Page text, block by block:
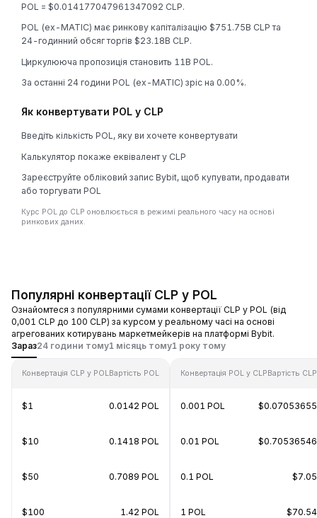
POL = $0.014177047961347092 CLP.
POL (ex-MATIC) має ринкову капіталізацію $751.75B CLP та
24-годинний обсяг торгів $23.18B CLP.
Циркулююча пропозиція становить 11B POL.
За останні 24 години POL (ex-MATIC) зріс на 0.00%.
Як конвертувати POL у CLP
Введіть кількість POL, яку ви хочете конвертувати
Калькулятор покаже еквівалент у CLP
Зареєструйте обліковий запис Bybit, щоб купувати, продавати
або торгувати POL
Курс POL до CLP оновлюється в режимі реального часу на основі
ринкових даних.
Популярні конвертації CLP у POL
Ознайомтеся з популярними сумами конвертації CLP у POL (від
0,001 CLP до 100 CLP) за курсом у реальному часі на основі
агрегованих котирувань маркетмейкерів на платформі Bybit.
Зараз24 години тому1 місяць тому1 року тому
Конвертація CLP у POLВартість POL
$1 0.0142 POL
$10 0.1418 POL
$50 0.7089 POL
$100 1.42 POL
Конвертація POL у CLPВартість CLP
0.001 POL $0.07053655
0.01 POL $0.70536546
0.1 POL $7.05
1 POL $70.54